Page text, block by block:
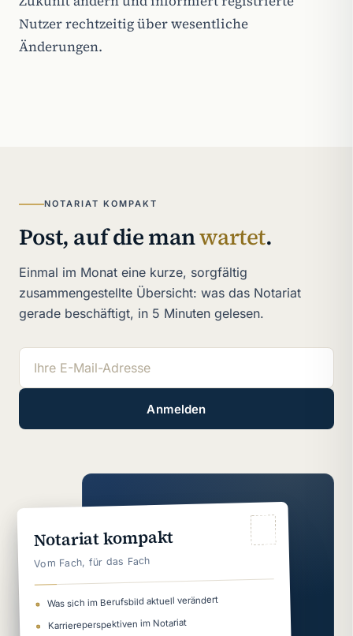
Nutzer rechtzeitig über wesentliche
Änderungen.
NOTARIAT KOMPAKT
Post, auf die manwartet.
Einmal im Monat eine kurze, sorgfältig
zusammengestellte Übersicht: was das Notariat
gerade beschäftigt, in 5 Minuten gelesen.
Anmelden
Notariat kompakt
Vom Fach, für das Fach
Was sich im Berufsbild aktuell verändert
Karriereperspektiven im Notariat